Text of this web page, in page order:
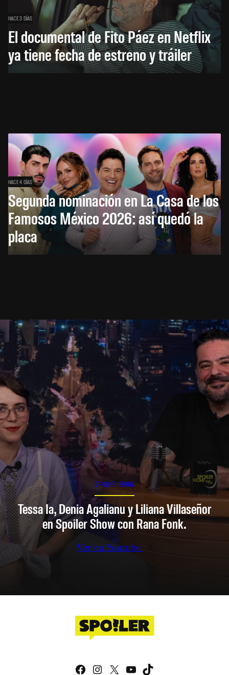
HACE 3 DÍAS
El documental de Fito Páez en Netflix
ya tiene fecha de estreno y tráiler
HACE 4 DÍAS
Segunda nominación en La Casa de los
Famosos México 2026: así quedó la
placa
SPOILER SHOW
Tessa Ia, Denia Agalianu y Liliana Villaseñor
en Spoiler Show con Rana Fonk.
Ver en Youtube
Facebook
Instagram
X YouTube